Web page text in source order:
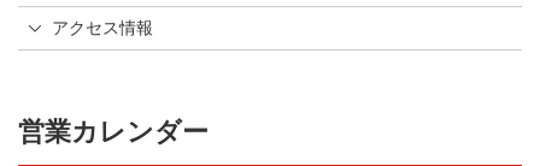
アクセス情報
営業カレンダー